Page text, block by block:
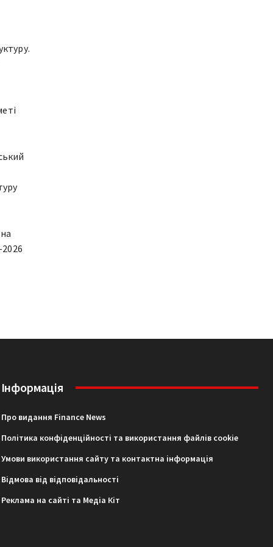
Інформація
Про видання Finance News
Політика конфіденційності та використання файлів cookie
Умови використання сайту та контактна інформація
Відмова від відповідальності
Реклама на сайті та Медіа Кіт